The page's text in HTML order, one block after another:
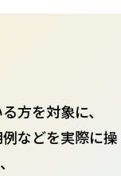
方を対象に、
などを実際に操